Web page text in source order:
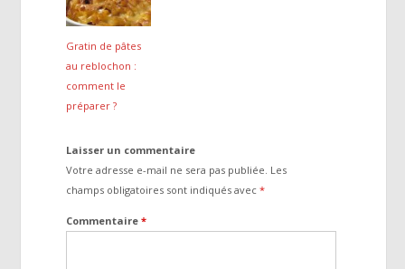
Gratin de pâtes
au reblochon :
comment le
préparer ?
Laisser un commentaire
Votre adresse e-mail ne sera pas publiée. Les
champs obligatoires sont indiqués avec*
Commentaire*